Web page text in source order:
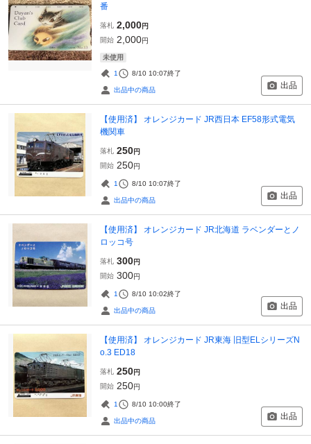
番
落札 2,000円
開始 2,000円
未使用
1 8/10 10:07終了
出品中の商品 出品
【使用済】 オレンジカード JR西日本 EF58形式電気
機関車
落札 250円
開始 250円
1 8/10 10:07終了
出品中の商品 出品
【使用済】 オレンジカード JR北海道 ラベンダーとノ
ロッコ号
落札 300円
開始 300円
1 8/10 10:02終了
出品中の商品 出品
【使用済】 オレンジカード JR東海 旧型ELシリーズN
o.3 ED18
落札 250円
開始 250円
1 8/10 10:00終了
出品中の商品 出品